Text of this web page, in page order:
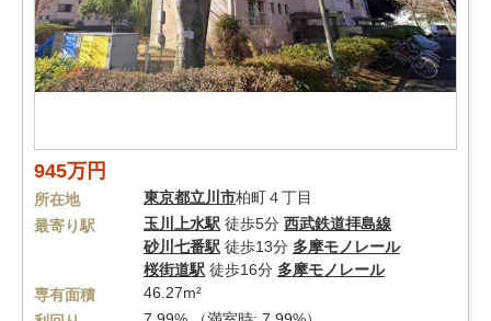
945万円
所在地 東京都立川市柏町４丁目
最寄り駅
玉川上水駅 徒歩5分 西武鉄道拝島線
砂川七番駅 徒歩13分 多摩モノレール
桜街道駅 徒歩16分 多摩モノレール
専有面積
46.27m²